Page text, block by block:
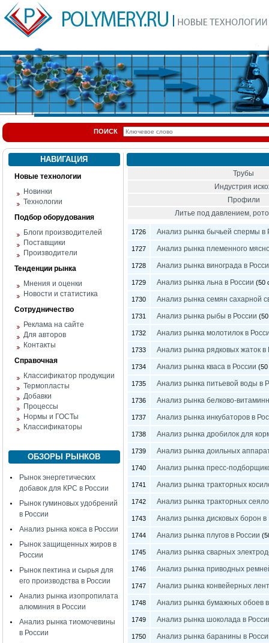
ПОИСК
НАВИГАЦИЯ
Новые технологии
Новинки
Технологии
Подбор оборудования
Блоги производителей
Поставщики
Производители
Тенденции рынка
Мнения и оценки
Новости и статистика
Сотрудничество
Реклама на сайте
Для авторов
Контакты
Справочная
Классификатор продукции
Термопласты
Добавки
Процессы
Нормы и ГОСТы
Классификаторы
ОБЗОРЫ РЫНКОВ
Рынок энергетических
добавок для КРС в России
Рынок гуминовых удобрений
в России
Анализ рынка кокса в России
Рынок защищенных жиров в
России
Рынок пектина и сырья для
его производства в России
Анализ рынка изопропилата
алюминия в России
Анализ рынка тиомочевины
в России
Трубы
Индустрия
Профили
Литье под давлением,
1726 Анализ рынка бычьей спермы в
1727 Анализ рынка племенного
1728 Анализ рынка винограда в
1729 Анализ рынка льна в России (50
1730 Анализ рынка семян сахарной
1731 Анализ рынка рыбы в России
1732 Анализ рынка молотилок в
1733 Анализ рынка рядковых жаток в
1734 Анализ рынка кваса в России (50
1735 Анализ рынка питьевой воды в
1736 Анализ рынка белково-
1737 Анализ рынка инкубаторов в
1738 Анализ рынка дробилок для
1739 Анализ рынка доильных
1740 Анализ рынка пресс-
1741 Анализ рынка тракторных
1742 Анализ рынка тракторных
1743 Анализ рынка дисковых борон в
1744 Анализ рынка плугов в России
1745 Анализ рынка сварных
1746 Анализ рынка приводных
1747 Анализ рынка конвейерных
1748 Анализ рынка бумажных обоев
1749 Анализ рынка шоколада в
1750
Анализ рынка баранины в